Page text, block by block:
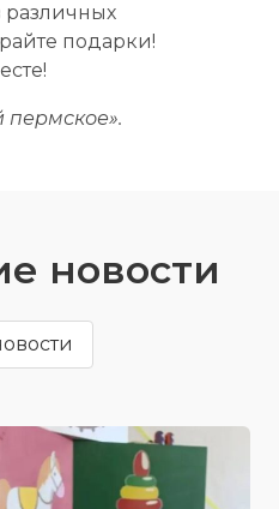
различных
подарки!
пермское».
новости